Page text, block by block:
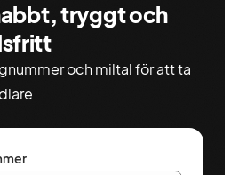
tryggt och
och miltal för att ta